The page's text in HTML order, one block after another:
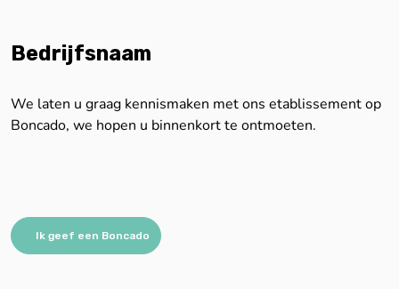
Bedrijfsnaam
We laten u graag kennismaken met ons etablissement op
Boncado, we hopen u binnenkort te ontmoeten.
Ik geef een Boncado